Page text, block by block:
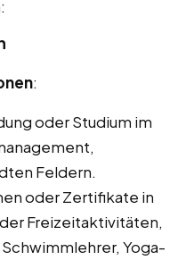
:
oder Studium im
Feldern.
oder Zertifikate in
Freizeitaktivitäten,
Yoga-